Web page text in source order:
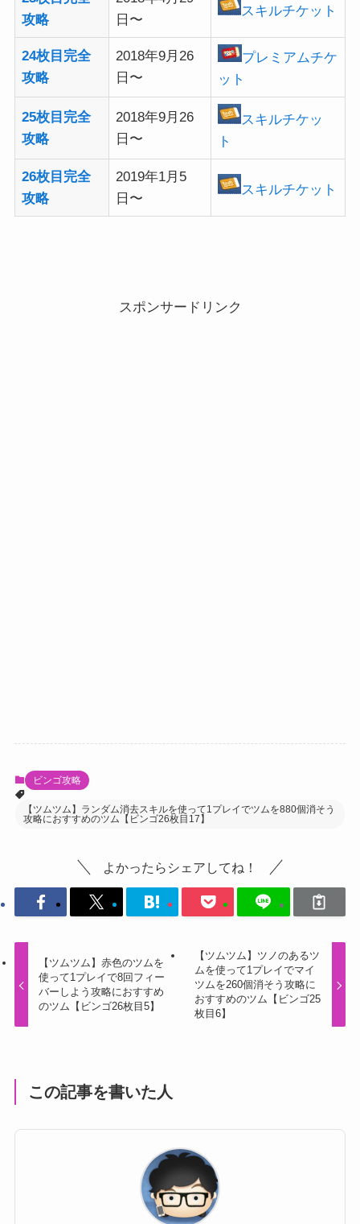
攻略
日〜
スキルチケット
24枚目完全
攻略
2018年9月26
日〜
プレミアムチケ
ット
25枚目完全
攻略
2018年9月26
日〜
スキルチケッ
ト
26枚目完全
攻略
2019年1月5
日〜
スキルチケット
スポンサードリンク
ビンゴ攻略
【ツムツム】ランダム消去スキルを使って1プレイでツムを880個消そう
攻略におすすめのツム【ビンゴ26枚目17】
よかったらシェアしてね！
【ツムツム】赤色のツムを
使って1プレイで8回フィー
バーしよう攻略におすすめ
のツム【ビンゴ26枚目5】
【ツムツム】ツノのあるツ
ムを使って1プレイでマイ
ツムを260個消そう攻略に
おすすめのツム【ビンゴ25
枚目6】
この記事を書いた人